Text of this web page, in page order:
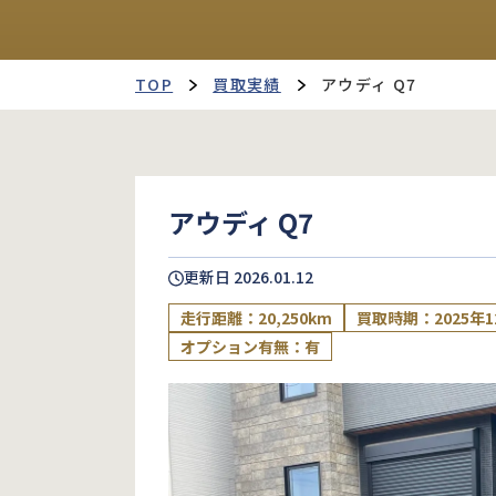
TOP 買取実績 アウディ Q7
アウディ Q7
更新日 2026.01.12
走行距離：20,250km
買取時期：2025年
オプション有無：有